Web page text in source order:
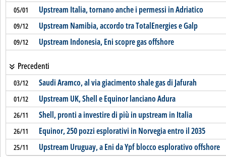
05/01 Upstream Italia, tornano anche i permessi in Adriatico
09/12 Upstream Namibia, accordo tra TotalEnergies e Galp
09/12 Upstream Indonesia, Eni scopre gas offshore
Precedenti
03/12 Saudi Aramco, al via giacimento shale gas di Jafurah
01/12 Upstream UK, Shell e Equinor lanciano Adura
26/11 Shell, pronti a investire di più in upstream in Italia
26/11 Equinor, 250 pozzi esplorativi in Norvegia entro il 2035
25/11 Upstream Uruguay, a Eni da Ypf blocco esplorativo offshore